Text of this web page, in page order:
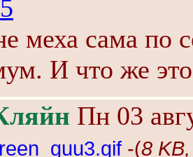
меха сама по
И что же это
Пн 03
-(8